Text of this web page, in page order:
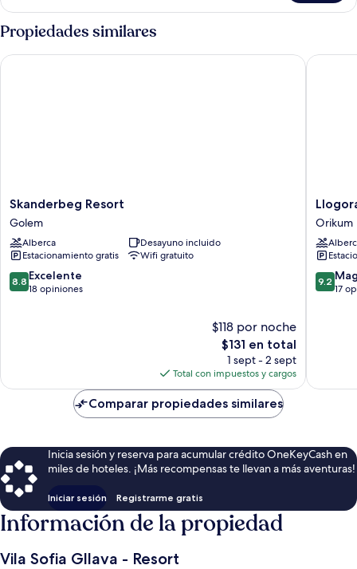
montaña
cuádruple
Confort,
balcón,
vista
a
Propiedades similares
Skanderbeg
Resort
Golem
Skanderbeg Resort
Golem
Alberca
Desayuno incluido
Estacionamiento gratis
Wifi gratuito
8.8
de
8.8 Excelente
18 opiniones
$118 por noche
El
precio
actual
es
de
$131
$131 en total
1 sept - 2 sept
Total con impuestos y cargos
Skanderbeg Resort
Llogora
Tourist
Village
Orikum
Orikum
9.2
de
9.2
17
Llogora
Comparar propiedades similares
Inicia sesión y reserva para acumular crédito OneKeyCash en
miles de hoteles. ¡Más recompensas te llevan a más aventuras!
Iniciar sesión Registrarme gratis
Información de la propiedad
Vila Sofia Gllava - Resort